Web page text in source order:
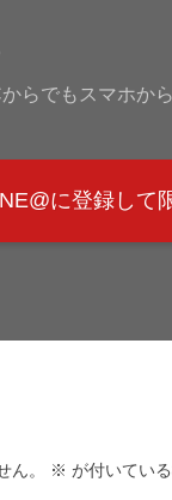
らでもスマホか
に登録して
ん。 ※ が付いてい